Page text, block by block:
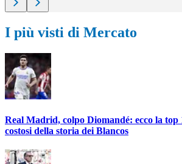
I più visti di Mercato
Real Madrid, colpo Diomandé: ecco la top
costosi della storia dei Blancos